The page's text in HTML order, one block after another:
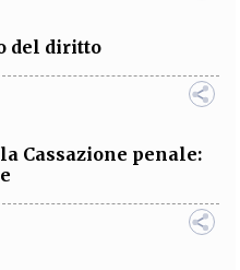
del diritto
Cassazione penale: